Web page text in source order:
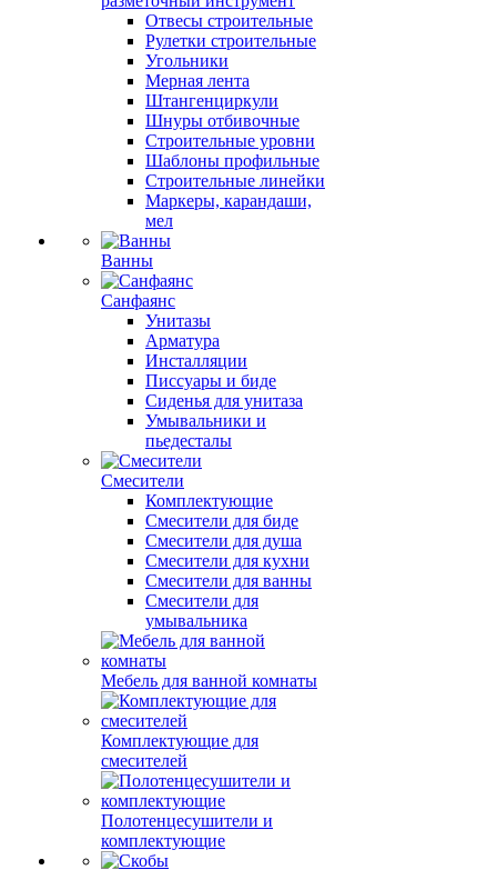
Отвесы строительные
Рулетки строительные
Угольники
Мерная лента
Штангенциркули
Шнуры отбивочные
Строительные уровни
Шаблоны профильные
Строительные линейки
Маркеры, карандаши,
мел
Ванны
Санфаянс
Унитазы
Арматура
Инсталляции
Писсуары и биде
Сиденья для унитаза
Умывальники и
пьедесталы
Смесители
Комплектующие
Смесители для биде
Смесители для душа
Смесители для кухни
Смесители для ванны
Смесители для
умывальника
Мебель для ванной комнаты
Комплектующие для
смесителей
Полотенцесушители и
комплектующие